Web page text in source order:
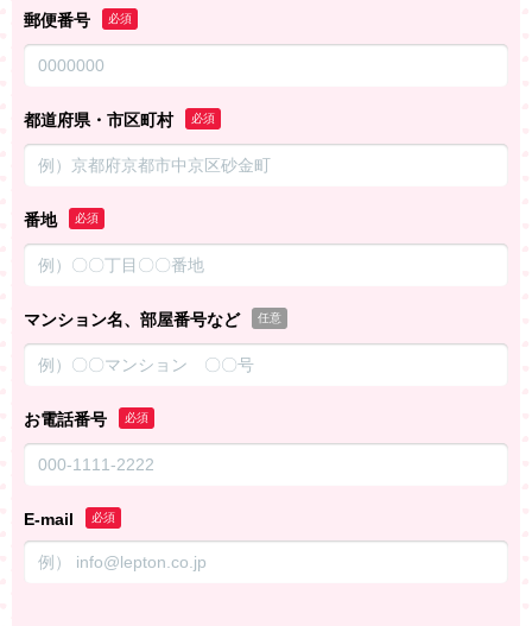
郵便番号 必須
都道府県・市区町村 必須
番地 必須
マンション名、部屋番号など 任意
お電話番号 必須
E-mail 必須